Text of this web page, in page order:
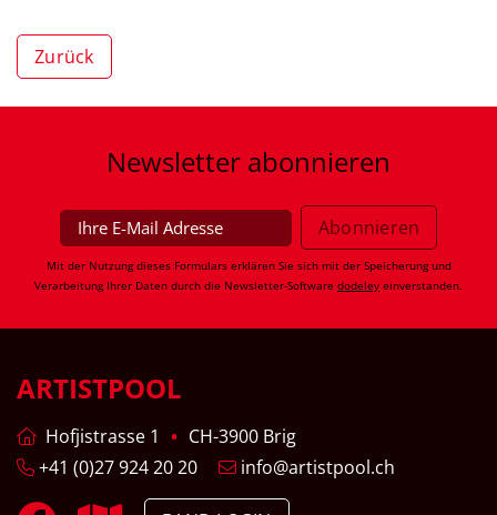
Zurück
Newsletter abonnieren
Mit der Nutzung dieses Formulars erklären Sie sich mit der Speicherung und
Verarbeitung Ihrer Daten durch die Newsletter-Software dodeley einverstanden.
ARTISTPOOL
Hofjistrasse 1
CH-3900 Brig
+41 (0)27 924 20 20
info@artistpool.ch